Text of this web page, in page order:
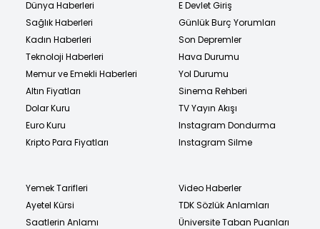
Dünya Haberleri
Sağlık Haberleri
Kadın Haberleri
Teknoloji Haberleri
Memur ve Emekli Haberleri
Altın Fiyatları
Dolar Kuru
Euro Kuru
Kripto Para Fiyatları
E Devlet Giriş
Günlük Burç Yorumları
Son Depremler
Hava Durumu
Yol Durumu
Sinema Rehberi
TV Yayın Akışı
Instagram Dondurma
Instagram Silme
Yemek Tarifleri
Ayetel Kürsi
Saatlerin Anlamı
Video Haberler
TDK Sözlük Anlamları
Üniversite Taban Puanları